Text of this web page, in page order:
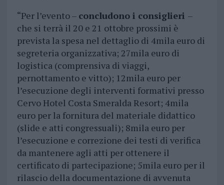
“Per l’evento – concludono i consiglieri –
che si terrà il 20 e 21 ottobre prossimi è
prevista la spesa nel dettaglio di 4mila euro di
segreteria organizzativa; 27mila euro di
logistica (comprensiva di viaggi,
pernottamento e vitto); 12mila euro per
l’esecuzione degli interventi formativi presso
Cervo Hotel Costa Smeralda Resort; 4mila
euro per la fornitura del materiale didattico
(slide e atti congressuali); 8mila euro per
l’esecuzione e correzione dei testi di verifica
da mantenere agli atti per ottenere il
certificato di partecipazione; 5mila euro per il
rilascio della documentazione di avvenuta